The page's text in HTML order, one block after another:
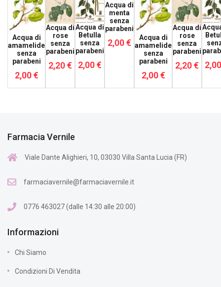
Acqua di
amamelide
senza
parabeni
2,00 €
Acqua di
rose
senza
parabeni
2,20 €
Acqua di
Betulla
senza
parabeni
2,00 €
Acqua di
menta
senza
parabeni
2,00 €
Acqua di
amamelide
senza
parabeni
2,00 €
Acqua di
rose
senza
parabeni
2,20 €
Farmacia Vernile
Viale Dante Alighieri, 10, 03030 Villa Santa Lucia (FR)
farmaciavernile@farmaciavernile.it
0776 463027 (dalle 14:30 alle 20:00)
Informazioni
Chi Siamo
Condizioni Di Vendita